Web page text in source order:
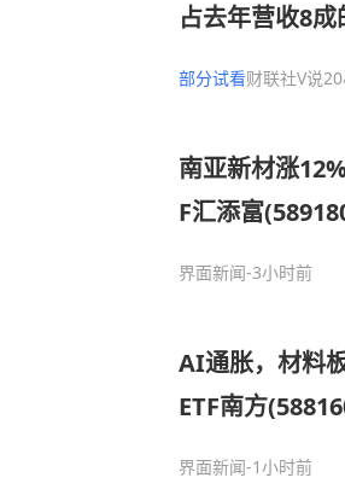
占去年营收8
部分试看财联社V说
南亚新材涨
F汇添富
界面新闻-3小时前
AI通胀，材料
ETF南方
界面新闻-1小时前